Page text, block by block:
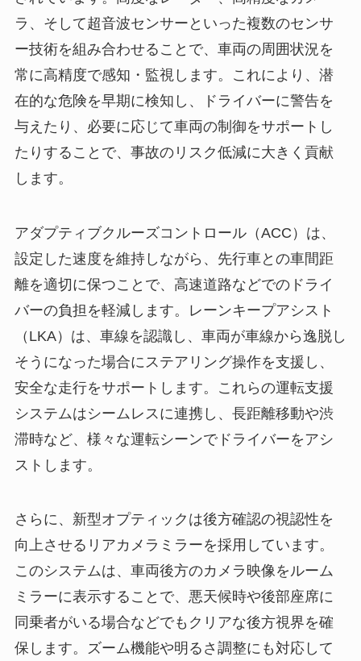
ラ、そして超音波センサーといった複数のセンサ
ー技術を組み合わせることで、車両の周囲状況を
常に高精度で感知・監視します。これにより、潜
在的な危険を早期に検知し、ドライバーに警告を
与えたり、必要に応じて車両の制御をサポートし
たりすることで、事故のリスク低減に大きく貢献
します。
アダプティブクルーズコントロール（ACC）は、
設定した速度を維持しながら、先行車との車間距
離を適切に保つことで、高速道路などでのドライ
バーの負担を軽減します。レーンキープアシスト
（LKA）は、車線を認識し、車両が車線から逸脱し
そうになった場合にステアリング操作を支援し、
安全な走行をサポートします。これらの運転支援
システムはシームレスに連携し、長距離移動や渋
滞時など、様々な運転シーンでドライバーをアシ
ストします。
さらに、新型オプティックは後方確認の視認性を
向上させるリアカメラミラーを採用しています。
このシステムは、車両後方のカメラ映像をルーム
ミラーに表示することで、悪天候時や後部座席に
同乗者がいる場合などでもクリアな後方視界を確
保します。ズーム機能や明るさ調整にも対応して